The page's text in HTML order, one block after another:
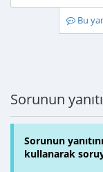
Bu
Sorunun
Sorunun
kullanarak